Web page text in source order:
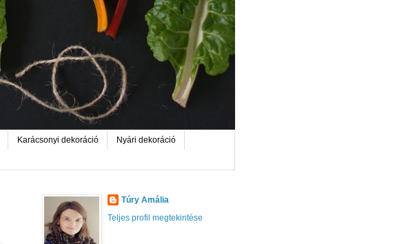
Karácsonyi dekoráció Nyári dekoráció
Túry Amália
Teljes profil megtekintése